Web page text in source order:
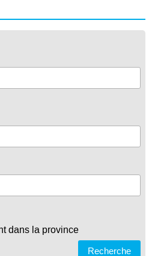
dans la province
Recherche